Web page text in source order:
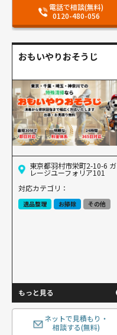
電話で相談(無料)
0120-480-056
おもいやりおそうじ
東京都羽村市栄町2-10-6 ガ
レージユーフォリア101
対応カテゴリ：
遺品整理 お掃除 その他
もっと見る
ネットで見積もり・
相談する(無料)